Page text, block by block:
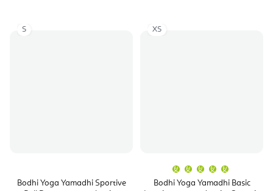
Bodhi Yoga Yamadhi Sportive
S
Bodhi Yoga Yamadhi Basic
produktu
je
XS